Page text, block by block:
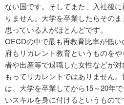
ない国です。そしてまた、入社後
りません。大学を卒業したらその
思っている人がほとんどです。
OECDの中で最も再教育比率が低
府もリカレント教育というものを
者や出産等で退職した女性などが
もってリカレントではありません
は、大学を卒業してから15～20年
いスキルを身に付けるというもので